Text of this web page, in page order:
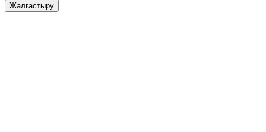
Жалғастыру